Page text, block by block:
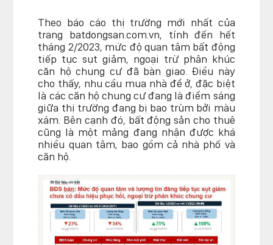
Theo báo cáo thị trường mới nhất của
trang batdongsan.com.vn, tính đến hết
tháng 2/2023, mức độ quan tâm bất động
tiếp tục sụt giảm, ngoại trừ phân khúc
căn hộ chung cư đã bàn giao. Điều này
cho thấy, nhu cầu mua nhà để ở, đặc biệt
là các căn hộ chung cư đang là điểm sáng
giữa thị trường đang bị bao trùm bởi màu
xám. Bên cạnh đó, bất động sản cho thuê
cũng là một mảng đang nhận được khá
nhiều quan tâm, bao gồm cả nhà phố và
căn hộ.